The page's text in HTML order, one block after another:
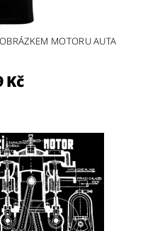
MOTORU AUTA
Kč